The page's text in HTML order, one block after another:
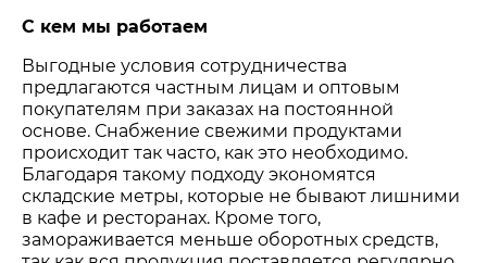
С кем мы работаем
Выгодные условия сотрудничества
предлагаются частным лицам и оптовым
покупателям при заказах на постоянной
основе. Снабжение свежими продуктами
происходит так часто, как это необходимо.
Благодаря такому подходу экономятся
складские метры, которые не бывают лишними
в кафе и ресторанах. Кроме того,
замораживается меньше оборотных средств,